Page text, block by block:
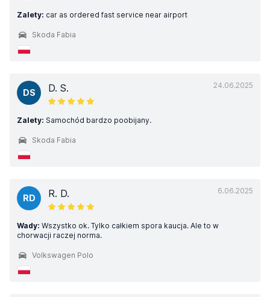
Zalety: car as ordered fast service near airport
Skoda Fabia
24.06.2025
DS D. S.
Zalety: Samochód bardzo poobijany.
Skoda Fabia
6.06.2025
RD R. D.
Wady: Wszystko ok. Tylko całkiem spora kaucja. Ale to w
chorwacji raczej norma.
Volkswagen Polo